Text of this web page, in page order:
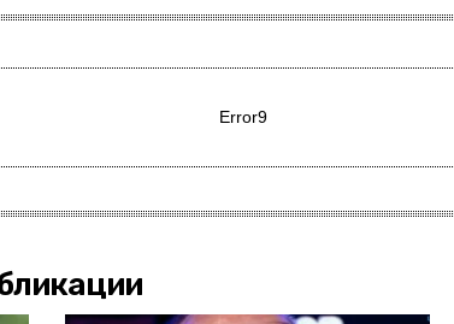
Error9